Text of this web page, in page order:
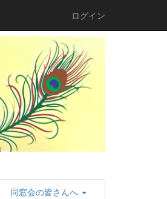
ログイン
同窓会の皆さんへ